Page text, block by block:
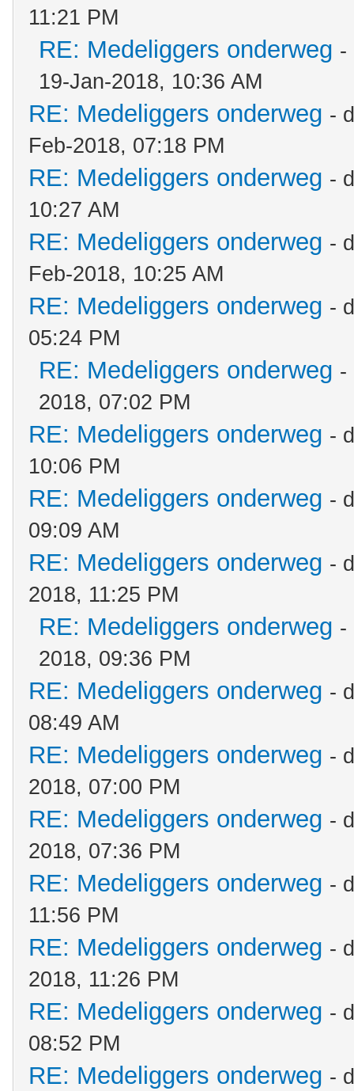
11:21 PM
RE: Medeliggers onderweg -
19-Jan-2018, 10:36 AM
RE: Medeliggers onderweg -
Feb-2018, 07:18 PM
RE: Medeliggers onderweg -
10:27 AM
RE: Medeliggers onderweg -
Feb-2018, 10:25 AM
RE: Medeliggers onderweg -
05:24 PM
RE: Medeliggers onderweg -
2018, 07:02 PM
RE: Medeliggers onderweg -
10:06 PM
RE: Medeliggers onderweg -
09:09 AM
RE: Medeliggers onderweg -
2018, 11:25 PM
RE: Medeliggers onderweg -
2018, 09:36 PM
RE: Medeliggers onderweg -
08:49 AM
RE: Medeliggers onderweg -
2018, 07:00 PM
RE: Medeliggers onderweg -
2018, 07:36 PM
RE: Medeliggers onderweg -
11:56 PM
RE: Medeliggers onderweg -
2018, 11:26 PM
RE: Medeliggers onderweg -
08:52 PM
RE: Medeliggers onderweg -